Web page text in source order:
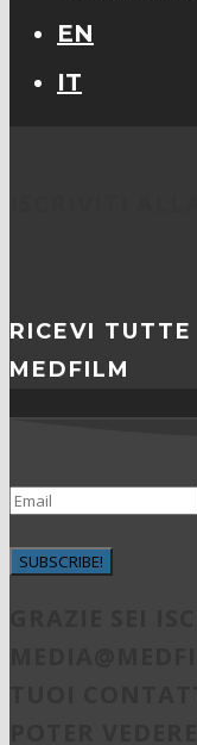
EN
IT
RICEVI
MEDFILM
SUBSCRIBE!